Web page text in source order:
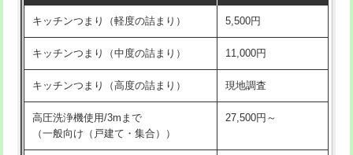
排水管工事（排水管工事/3ｍまで） 55,000円
排水管工事（追加 排水管工事/3ｍ超
+11,000円
マス交換（土の掘削・埋め戻し作業）
マス交換（深さ50㎝未満）
式・ワンホール）)
交換・取付(排水栓・排水トラップ
22,000円+材料費
持込商品取付（単水栓）
キッチンつまり（軽度の詰まり） 5,500円
キッチンつまり（中度の詰まり） 11,000円
キッチンつまり（高度の詰まり） 現地調査
高圧洗浄機使用/3mまで
（一般向け（戸建て・集合））
27,500円～